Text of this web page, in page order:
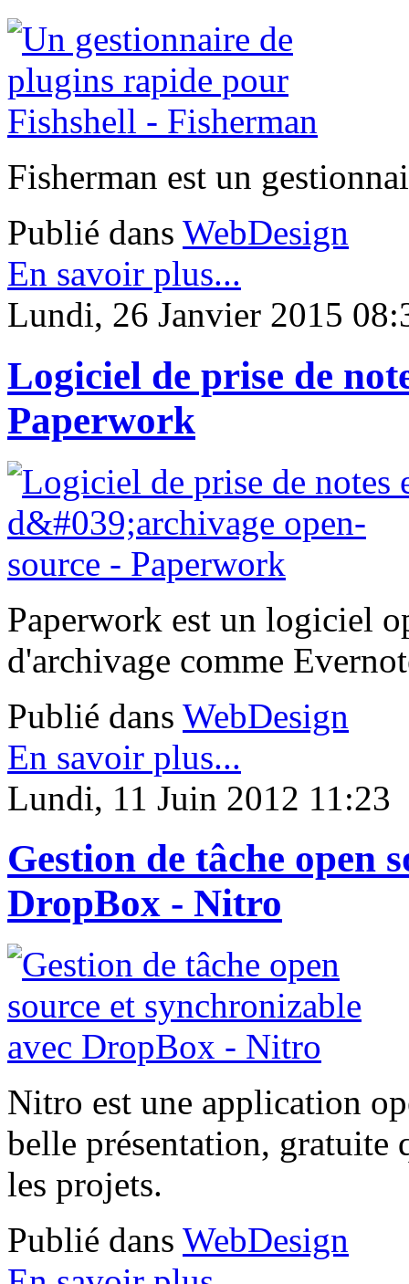
Fisherman est un
Publié dans WebDesign
En savoir plus...
Lundi, 26 Janvier 2015
Logiciel de prise de
Paperwork
Paperwork est un logiciel
d'archivage comme
Publié dans WebDesign
En savoir plus...
Lundi, 11 Juin 2012 11:23
Gestion de tâche open
DropBox - Nitro
Nitro est une application
belle présentation, gratuite
les projets.
Publié dans WebDesign